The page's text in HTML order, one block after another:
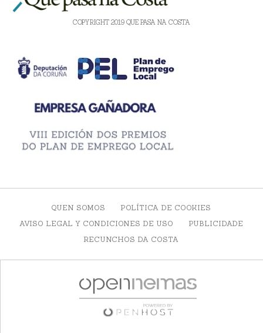
COPYRIGHT 2019 QUE PASA NA COSTA
QUEN SOMOS
POLÍTICA DE COOKIES
AVISO LEGAL Y CONDICIONES DE USO
PUBLICIDADE
RECUNCHOS DA COSTA